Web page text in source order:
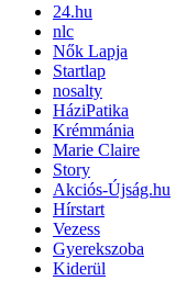
24.hu
nlc
Nők Lapja
Startlap
nosalty
HáziPatika
Krémmánia
Marie Claire
Story
Akciós-Újság.hu
Hírstart
Vezess
Gyerekszoba
Kiderül